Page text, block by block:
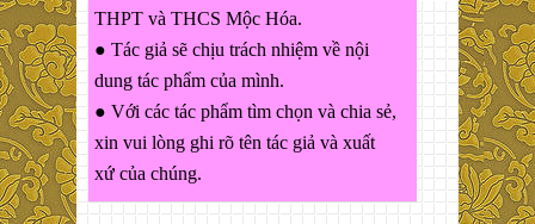
THPT và THCS Mộc Hóa.
● Tác giả sẽ chịu trách nhiệm về nội
dung tác phẩm của mình.
● Với các tác phẩm tìm chọn và chia sẻ,
xin vui lòng ghi rõ tên tác giả và xuất
xứ của chúng.